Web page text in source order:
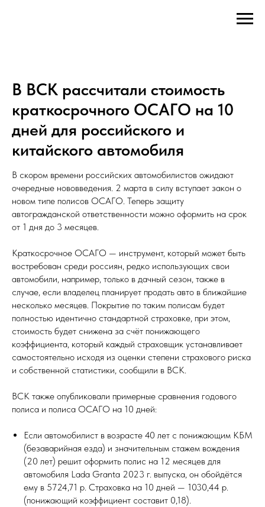
В ВСК рассчитали стоимость
краткосрочного ОСАГО на 10
дней для российского и
китайского автомобиля
В скором времени российских автомобилистов ожидают
очередные нововведения. 2 марта в силу вступает закон о
новом типе полисов ОСАГО. Теперь защиту
автогражданской ответственности можно оформить на срок
от 1 дня до 3 месяцев.
Краткосрочное ОСАГО — инструмент, который может быть
востребован среди россиян, редко использующих свои
автомобили, например, только в дачный сезон, также в
случае, если владелец планирует продать авто в ближайшие
несколько месяцев. Покрытие по таким полисам будет
полностью идентично стандартной страховке, при этом,
стоимость будет снижена за счёт понижающего
коэффициента, который каждый страховщик устанавливает
самостоятельно исходя из оценки степени страхового риска
и собственной статистики, сообщили в ВСК.
ВСК также опубликовали примерные сравнения годового
полиса и полиса ОСАГО на 10 дней:
Если автомобилист в возрасте 40 лет с понижающим КБМ
(безаварийная езда) и значительным стажем вождения
(20 лет) решит оформить полис на 12 месяцев для
автомобиля Lada Granta 2023 г. выпуска, он обойдётся
ему в 5724,71 р. Страховка на 10 дней — 1030,44 р.
(понижающий коэффициент составит 0,18).